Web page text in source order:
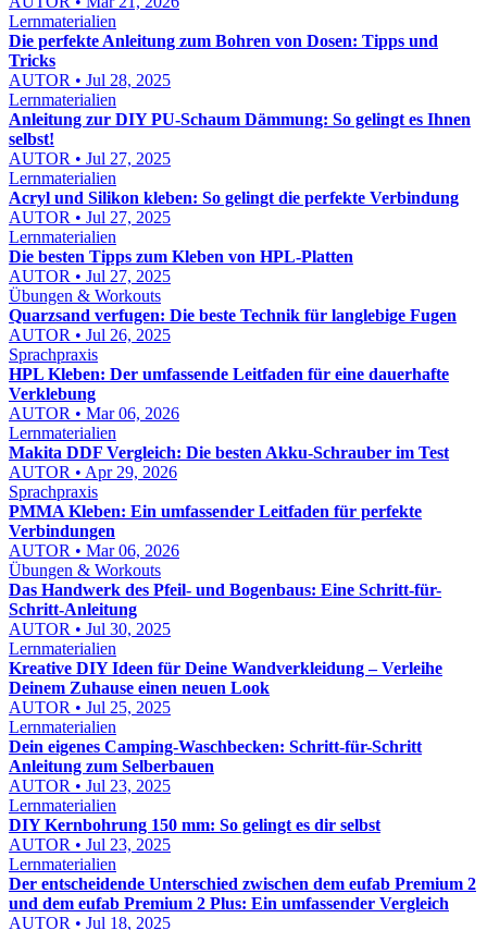
Lernmaterialien
Die perfekte Anleitung zum Bohren von Dosen: Tipps und
Tricks
AUTOR • Jul 28, 2025
Lernmaterialien
Anleitung zur DIY PU-Schaum Dämmung: So gelingt es Ihnen
selbst!
AUTOR • Jul 27, 2025
Lernmaterialien
Acryl und Silikon kleben: So gelingt die perfekte Verbindung
AUTOR • Jul 27, 2025
Lernmaterialien
Die besten Tipps zum Kleben von HPL-Platten
AUTOR • Jul 27, 2025
Übungen & Workouts
Quarzsand verfugen: Die beste Technik für langlebige Fugen
AUTOR • Jul 26, 2025
Sprachpraxis
HPL Kleben: Der umfassende Leitfaden für eine dauerhafte
Verklebung
AUTOR • Mar 06, 2026
Lernmaterialien
Makita DDF Vergleich: Die besten Akku-Schrauber im Test
AUTOR • Apr 29, 2026
Sprachpraxis
PMMA Kleben: Ein umfassender Leitfaden für perfekte
Verbindungen
AUTOR • Mar 06, 2026
Übungen & Workouts
Das Handwerk des Pfeil- und Bogenbaus: Eine Schritt-für-
Schritt-Anleitung
AUTOR • Jul 30, 2025
Lernmaterialien
Kreative DIY Ideen für Deine Wandverkleidung – Verleihe
Deinem Zuhause einen neuen Look
AUTOR • Jul 25, 2025
Lernmaterialien
Dein eigenes Camping-Waschbecken: Schritt-für-Schritt
Anleitung zum Selberbauen
AUTOR • Jul 23, 2025
Lernmaterialien
DIY Kernbohrung 150 mm: So gelingt es dir selbst
AUTOR • Jul 23, 2025
Lernmaterialien
Der entscheidende Unterschied zwischen dem eufab Premium 2
und dem eufab Premium 2 Plus: Ein umfassender Vergleich
AUTOR • Jul 18, 2025